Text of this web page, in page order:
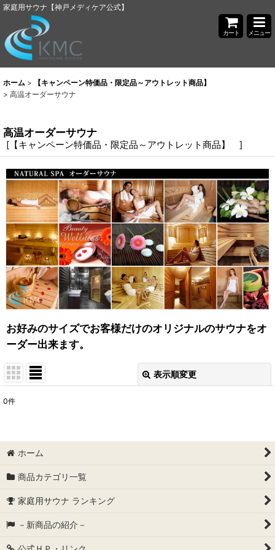
家庭用サウナ【神戸メディケア公式】
カート メニュー
ホーム >
【キャンペーン特価品・限定品～アウトレット商品】
> 高温オーダーサウナ
高温オーダーサウナ
[ 【キャンペーン特価品・限定品～アウトレット商品】 ]
お好みのサイズでお客様だけのオリジナルのサウナをオ
ーダー出来ます。
表示順変更
並び順:
0件
ホーム
商品カテゴリ一覧
家庭用サウナ ランキング
－新商品の紹介－